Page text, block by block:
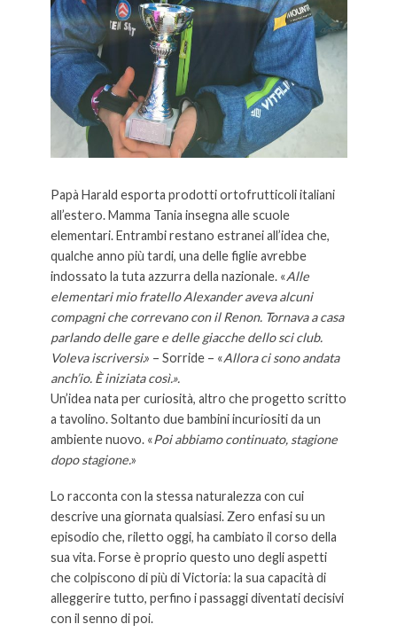
Papà Harald esporta prodotti ortofrutticoli italiani
all’estero. Mamma Tania insegna alle scuole
elementari. Entrambi restano estranei all’idea che,
qualche anno più tardi, una delle figlie avrebbe
indossato la tuta azzurra della nazionale. «Alle
elementari mio fratello Alexander aveva alcuni
compagni che correvano con il Renon. Tornava a casa
parlando delle gare e delle giacche dello sci club.
Voleva iscriversi.» – Sorride – «Allora ci sono andata
anch’io. È iniziata così.».
Un’idea nata per curiosità, altro che progetto scritto
a tavolino. Soltanto due bambini incuriositi da un
ambiente nuovo. «Poi abbiamo continuato, stagione
dopo stagione.»
Lo racconta con la stessa naturalezza con cui
descrive una giornata qualsiasi. Zero enfasi su un
episodio che, riletto oggi, ha cambiato il corso della
sua vita. Forse è proprio questo uno degli aspetti
che colpiscono di più di Victoria: la sua capacità di
alleggerire tutto, perfino i passaggi diventati decisivi
con il senno di poi.